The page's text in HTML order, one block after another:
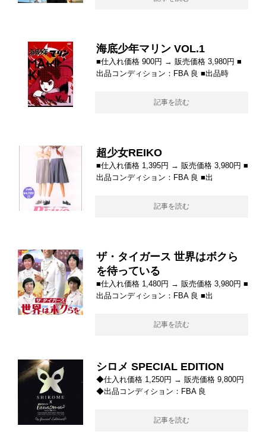
海底少年マリン VOL.1
■仕入れ価格 900円 → 販売価格 3,980円 ■
出品コンディション：FBA 良 ■出品時
記事を読む
超少女REIKO
■仕入れ価格 1,395円 → 販売価格 3,980円 ■
出品コンディション：FBA 良 ■出
記事を読む
ザ・タイガース 世界はボクら
を待っている
■仕入れ価格 1,480円 → 販売価格 3,980円 ■
出品コンディション：FBA 良 ■出
記事を読む
シロメ SPECIAL EDITION
◆仕入れ価格 1,250円 → 販売価格 9,800円
◆出品コンディション：FBA 良
記事を読む